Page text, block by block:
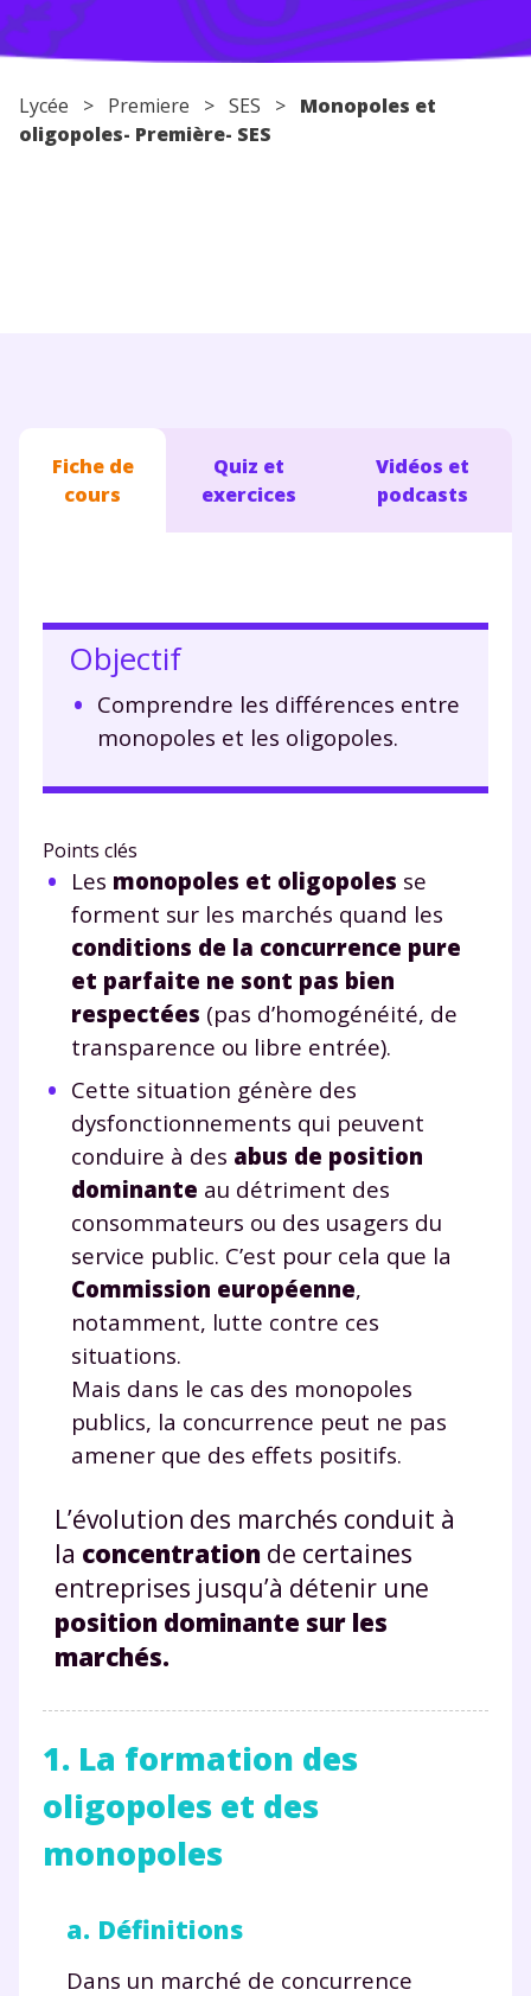
Conseils pour les parents
Lycée > Premiere > SES > Monopoles et
oligopoles- Première- SES
Fiche de
cours
Quiz et
exercices
Vidéos et
podcasts
Objectif
Comprendre les différences entre
monopoles et les oligopoles.
Points clés
Les monopoles et oligopoles se
forment sur les marchés quand les
conditions de la concurrence pure
et parfaite ne sont pas bien
respectées (pas d’homogénéité, de
transparence ou libre entrée).
Cette situation génère des
dysfonctionnements qui peuvent
conduire à des abus de position
dominante au détriment des
consommateurs ou des usagers du
service public. C’est pour cela que la
Commission européenne,
notamment, lutte contre ces
situations.
Mais dans le cas des monopoles
publics, la concurrence peut ne pas
amener que des effets positifs.
L’évolution des marchés conduit à
la concentration de certaines
entreprises jusqu’à détenir une
position dominante sur les
marchés.
1. La formation des
oligopoles et des
monopoles
a. Définitions
Dans un marché de concurrence